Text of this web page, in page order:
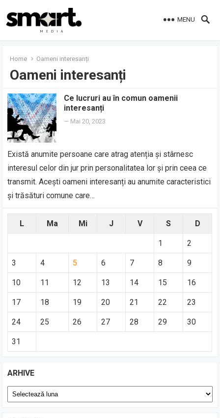
MENU
Home Oameni interesanți
Oameni interesanți
Ce lucruri au în comun oamenii
interesanți
— Mai 20, 2023
Există anumite persoane care atrag atenția și stârnesc
interesul celor din jur prin personalitatea lor și prin ceea ce
transmit. Acești oameni interesanți au anumite caracteristici
și trăsături comune care…
L Ma Mi J V S D
1 2
3 4 5 6 7 8 9
10 11 12 13 14 15 16
17 18 19 20 21 22 23
24 25 26 27 28 29 30
31
ARHIVE
Arhive